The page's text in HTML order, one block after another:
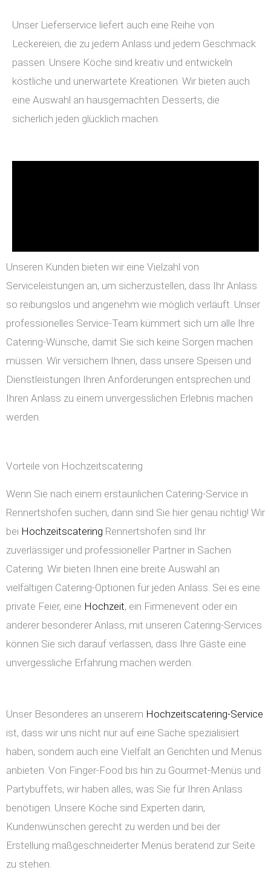
Unser Lieferservice liefert auch eine Reihe von
Leckereien, die zu jedem Anlass und jedem Geschmack
passen. Unsere Köche sind kreativ und entwickeln
köstliche und unerwartete Kreationen. Wir bieten auch
eine Auswahl an hausgemachten Desserts, die
sicherlich jeden glücklich machen.
Unseren Kunden bieten wir eine Vielzahl von
Serviceleistungen an, um sicherzustellen, dass Ihr Anlass
so reibungslos und angenehm wie möglich verläuft. Unser
professionelles Service-Team kümmert sich um alle Ihre
Catering-Wünsche, damit Sie sich keine Sorgen machen
müssen. Wir versichern Ihnen, dass unsere Speisen und
Dienstleistungen Ihren Anforderungen entsprechen und
Ihren Anlass zu einem unvergesslichen Erlebnis machen
werden.
Vorteile von Hochzeitscatering
Wenn Sie nach einem erstaunlichen Catering-Service in
Rennertshofen suchen, dann sind Sie hier genau richtig! Wir
bei Hochzeitscatering Rennertshofen sind Ihr
zuverlässiger und professioneller Partner in Sachen
Catering. Wir bieten Ihnen eine breite Auswahl an
vielfältigen Catering-Optionen für jeden Anlass. Sei es eine
private Feier, eine Hochzeit, ein Firmenevent oder ein
anderer besonderer Anlass, mit unseren Catering-Services
können Sie sich darauf verlassen, dass Ihre Gäste eine
unvergessliche Erfahrung machen werden.
Unser Besonderes an unserem Hochzeitscatering-Service
ist, dass wir uns nicht nur auf eine Sache spezialisiert
haben, sondern auch eine Vielfalt an Gerichten und Menüs
anbieten. Von Finger-Food bis hin zu Gourmet-Menüs und
Partybuffets, wir haben alles, was Sie für Ihren Anlass
benötigen. Unsere Köche sind Experten darin,
Kundenwünschen gerecht zu werden und bei der
Erstellung maßgeschneiderter Menüs beratend zur Seite
zu stehen.